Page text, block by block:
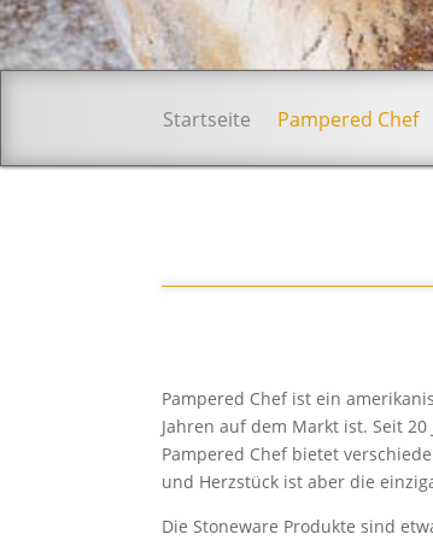
Startseite Pampered Chef
Pampered Chef ist ein
Jahren auf dem Markt ist. Seit
Pampered Chef bietet
und Herzstück ist aber die
Die Stoneware Produkte sind